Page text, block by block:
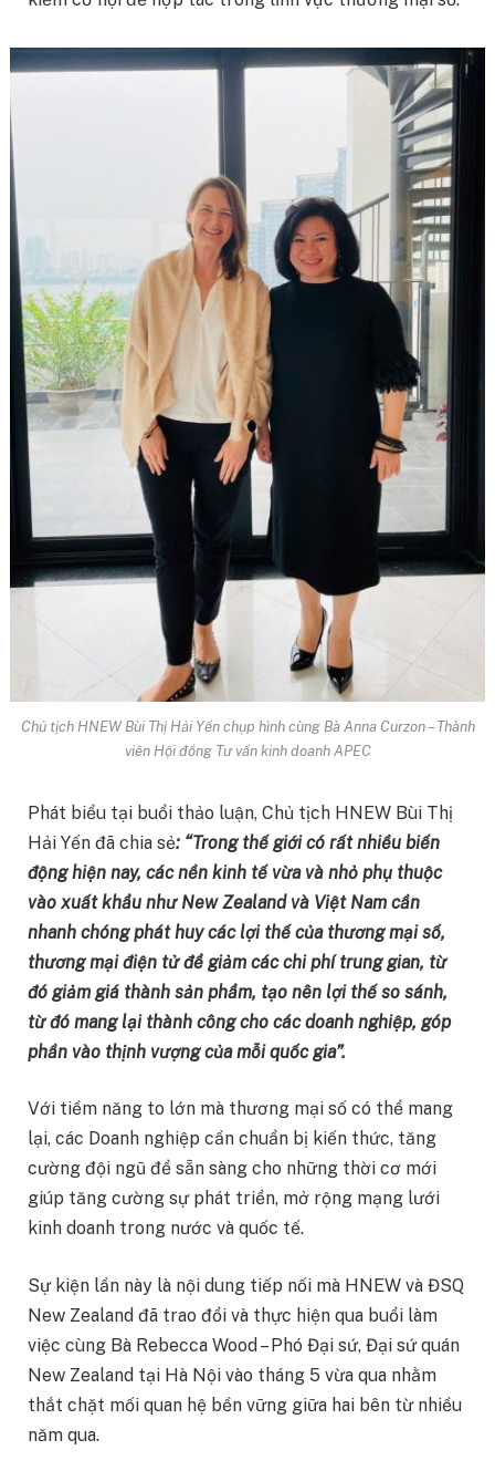
Chủ tịch HNEW Bùi Thị Hải Yến chụp hình cùng Bà Anna Curzon – Thành
viên Hội đồng Tư vấn kinh doanh APEC
Phát biểu tại buổi thảo luận, Chủ tịch HNEW Bùi Thị
Hải Yến đã chia sẻ: “Trong thế giới có rất nhiều biến
động hiện nay, các nền kinh tế vừa và nhỏ phụ thuộc
vào xuất khẩu như New Zealand và Việt Nam cần
nhanh chóng phát huy các lợi thế của thương mại số,
thương mại điện tử để giảm các chi phí trung gian, từ
đó giảm giá thành sản phẩm, tạo nên lợi thế so sánh,
từ đó mang lại thành công cho các doanh nghiệp, góp
phần vào thịnh vượng của mỗi quốc gia”.
Với tiềm năng to lớn mà thương mại số có thể mang
lại, các Doanh nghiệp cần chuẩn bị kiến thức, tăng
cường đội ngũ để sẵn sàng cho những thời cơ mới
giúp tăng cường sự phát triển, mở rộng mạng lưới
kinh doanh trong nước và quốc tế.
Sự kiện lần này là nội dung tiếp nối mà HNEW và ĐSQ
New Zealand đã trao đổi và thực hiện qua buổi làm
việc cùng Bà Rebecca Wood – Phó Đại sứ, Đại sứ quán
New Zealand tại Hà Nội vào tháng 5 vừa qua nhằm
thắt chặt mối quan hệ bền vững giữa hai bên từ nhiều
năm qua.